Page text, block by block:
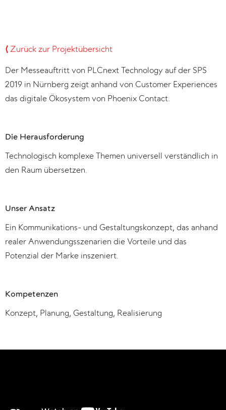
⟨ Zurück zur Projektübersicht
Der Messeauftritt von PLCnext Technology auf der SPS
2019 in Nürnberg zeigt anhand von Customer Experiences
das digitale Ökosystem von Phoenix Contact.
Die Herausforderung
Technologisch komplexe Themen universell verständlich in
den Raum übersetzen.
Unser Ansatz
Ein Kommunikations- und Gestaltungskonzept, das anhand
realer Anwendungsszenarien die Vorteile und das
Potenzial der Marke inszeniert.
Kompetenzen
Konzept, Planung, Gestaltung, Realisierung